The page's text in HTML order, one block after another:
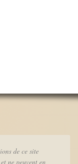
de ce site
ne peuvent en